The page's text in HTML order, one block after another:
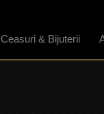
Ceasuri & Bijuterii